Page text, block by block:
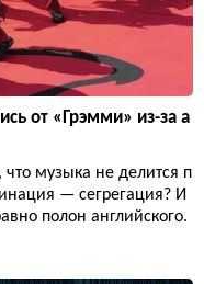
от «Грэмми» из-за а
что музыка не делится п
— сегрегация? И
полон английского.